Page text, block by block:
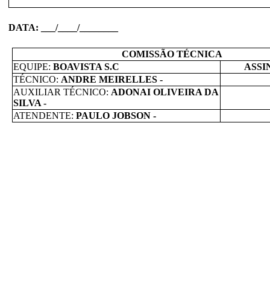
DATA: ___/____/________
COMISSÃO TÉCNICA
EQUIPE: BOAVISTA S.C
TÉCNICO: ANDRE MEIRELLES -
AUXILIAR TÉCNICO: ADONAI OLIVEIRA DA
SILVA -
ATENDENTE: PAULO JOBSON -